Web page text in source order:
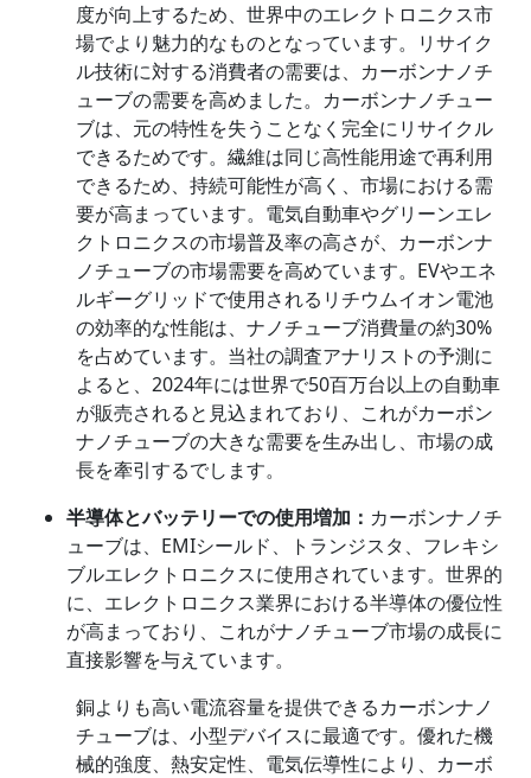
度が向上するため、世界中のエレクトロニクス市
場でより魅力的なものとなっています。リサイク
ル技術に対する消費者の需要は、カーボンナノチ
ューブの需要を高めました。カーボンナノチュー
ブは、元の特性を失うことなく完全にリサイクル
できるためです。繊維は同じ高性能用途で再利用
できるため、持続可能性が高く、市場における需
要が高まっています。電気自動車やグリーンエレ
クトロニクスの市場普及率の高さが、カーボンナ
ノチューブの市場需要を高めています。EVやエネ
ルギーグリッドで使用されるリチウムイオン電池
の効率的な性能は、ナノチューブ消費量の約30%
を占めています。当社の調査アナリストの予測に
よると、2024年には世界で50百万台以上の自動車
が販売されると見込まれており、これがカーボン
ナノチューブの大きな需要を生み出し、市場の成
長を牽引するでします。
半導体とバッテリーでの使用増加： カーボンナノチ
ューブは、EMIシールド、トランジスタ、フレキシ
ブルエレクトロニクスに使用されています。世界的
に、エレクトロニクス業界における半導体の優位性
が高まっており、これがナノチューブ市場の成長に
直接影響を与えています。
銅よりも高い電流容量を提供できるカーボンナノ
チューブは、小型デバイスに最適です。優れた機
械的強度、熱安定性、電気伝導性により、カーボ